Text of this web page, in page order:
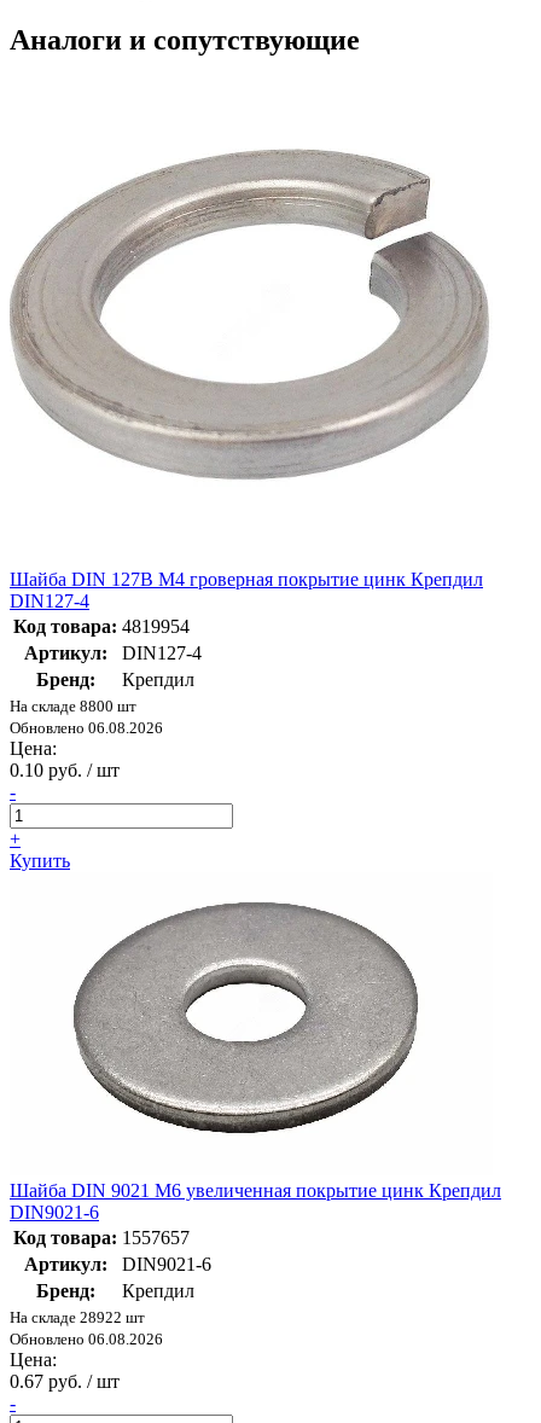
Аналоги и сопутствующие
Шайба DIN 127B М4 гроверная покрытие цинк Крепдил
DIN127-4
Код товара: 4819954
Артикул:
DIN127-4
Бренд:
Крепдил
На складе 8800 шт
Обновлено 06.08.2026
Цена:
0.10 руб. / шт
-
+
Купить
Шайба DIN 9021 М6 увеличенная покрытие цинк Крепдил
DIN9021-6
Код товара: 1557657
Артикул:
DIN9021-6
Бренд:
Крепдил
На складе 28922 шт
Обновлено 06.08.2026
Цена:
0.67 руб. / шт
-